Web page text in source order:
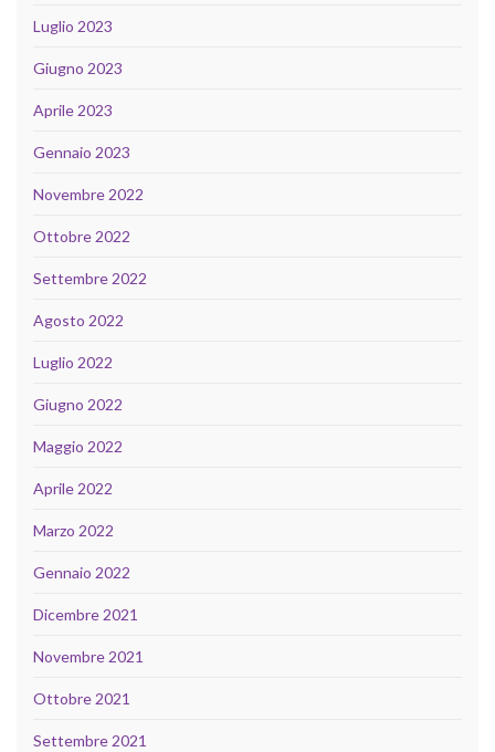
Luglio 2023
Giugno 2023
Aprile 2023
Gennaio 2023
Novembre 2022
Ottobre 2022
Settembre 2022
Agosto 2022
Luglio 2022
Giugno 2022
Maggio 2022
Aprile 2022
Marzo 2022
Gennaio 2022
Dicembre 2021
Novembre 2021
Ottobre 2021
Settembre 2021